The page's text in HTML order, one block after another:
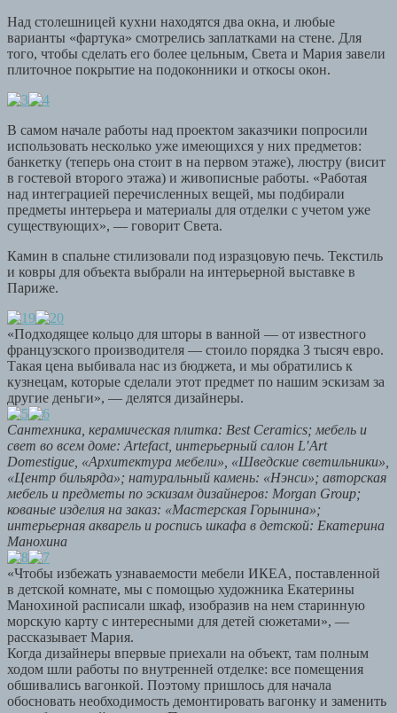
Над столешницей кухни находятся два окна, и любые
варианты «фартука» смотрелись заплатками на стене. Для
того, чтобы сделать его более цельным, Света и Мария завели
плиточное покрытие на подоконники и откосы окон.
В самом начале работы над проектом заказчики попросили
использовать несколько уже имеющихся у них предметов:
банкетку (теперь она стоит в на первом этаже), люстру (висит
в гостевой второго этажа) и живописные работы. «Работая
над интеграцией перечисленных вещей, мы подбирали
предметы интерьера и материалы для отделки с учетом уже
существующих», — говорит Света.
Камин в спальне стилизовали под изразцовую печь. Текстиль
и ковры для объекта выбрали на интерьерной выставке в
Париже.
«Подходящее кольцо для шторы в ванной — от известного
французского производителя — стоило порядка 3 тысяч евро.
Такая цена выбивала нас из бюджета, и мы обратились к
кузнецам, которые сделали этот предмет по нашим эскизам за
другие деньги», — делятся дизайнеры.
Сантехника, керамическая плитка: Best Ceramics; мебель и
свет во всем доме: Artefact, интерьерный салон L′Art
Domestigue, «Архитектура мебели», «Шведские светильники»,
«Центр бильярда»; натуральный камень: «Нэнси»; авторская
мебель и предметы по эскизам дизайнеров: Morgan Group;
кованые изделия на заказ: «Мастерская Горынина»;
интерьерная акварель и роспись шкафа в детской: Екатерина
Манохина
«Чтобы избежать узнаваемости мебели ИКЕА, поставленной
в детской комнате, мы с помощью художника Екатерины
Манохиной расписали шкаф, изобразив на нем старинную
морскую карту с интересными для детей сюжетами», —
рассказывает Мария.
Когда дизайнеры впервые приехали на объект, там полным
ходом шли работы по внутренней отделке: все помещения
обшивались вагонкой. Поэтому пришлось для начала
обосновать необходимость демонтировать вагонку и заменить